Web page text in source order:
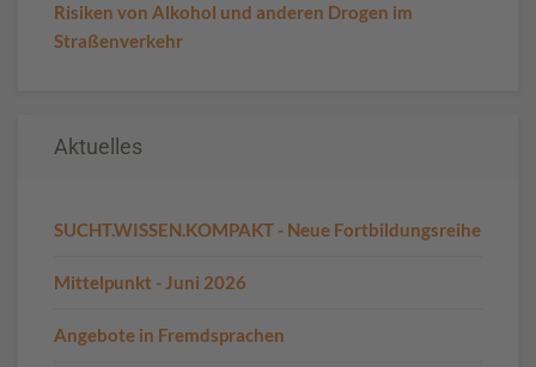
Risiken von Alkohol und anderen Drogen im
Straßenverkehr
Aktuelles
SUCHT.WISSEN.KOMPAKT - Neue Fortbildungsreihe
Mittelpunkt - Juni 2026
Angebote in Fremdsprachen